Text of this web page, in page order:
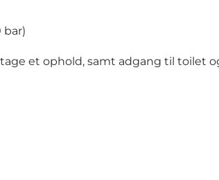
et ophold, samt adgang til toilet